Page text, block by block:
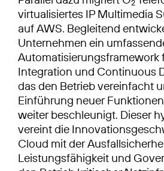
2
virtualisiertes IP Multimedia
auf AWS. Begleitend
Unternehmen ein
Automatisierungsframework
Integration und Continuous
das den Betrieb vereinfacht
Einführung neuer
weiter beschleunigt. Dieser
vereint die
Cloud mit der
Leistungsfähigkeit und